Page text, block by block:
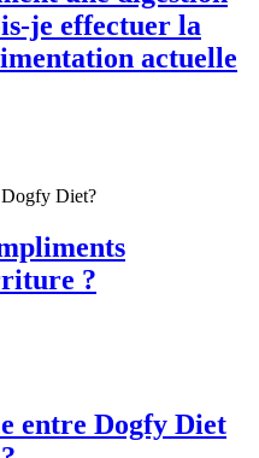
je effectuer la
actuelle
Diet?
?
entre Dogfy Diet